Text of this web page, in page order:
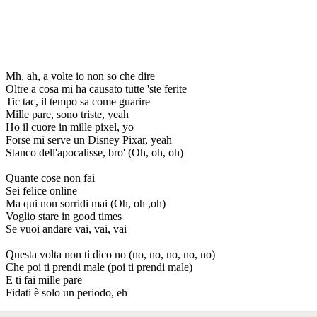
Mh, ah, a volte io non so che dire
Oltre a cosa mi ha causato tutte 'ste ferite
Tic tac, il tempo sa come guarire
Mille pare, sono triste, yeah
Ho il cuore in mille pixel, yo
Forse mi serve un Disney Pixar, yeah
Stanco dell'apocalisse, bro' (Oh, oh, oh)
Quante cose non fai
Sei felice online
Ma qui non sorridi mai (Oh, oh ,oh)
Voglio stare in good times
Se vuoi andare vai, vai, vai
Questa volta non ti dico no (no, no, no, no, no)
Che poi ti prendi male (poi ti prendi male)
E ti fai mille pare
Fidati è solo un periodo, eh